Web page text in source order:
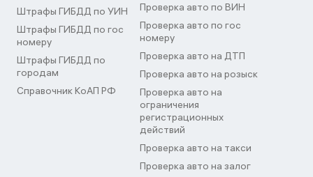
Штрафы ГИБДД по УИН
Штрафы ГИБДД по гос
номеру
Штрафы ГИБДД по
городам
Справочник КоАП РФ
Проверка авто по ВИН
Проверка авто по гос
номеру
Проверка авто на ДТП
Проверка авто на розыск
Проверка авто на
ограничения
регистрационных
действий
Проверка авто на такси
Проверка авто на залог